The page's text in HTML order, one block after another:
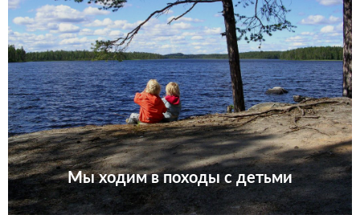
Мы ходим в походы с детьми